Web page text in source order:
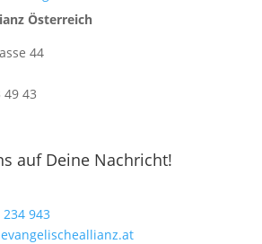
Österreich
44
49 43
auf Deine Nachricht!
943